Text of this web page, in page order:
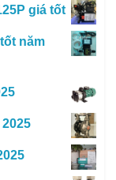
giá tốt
năm